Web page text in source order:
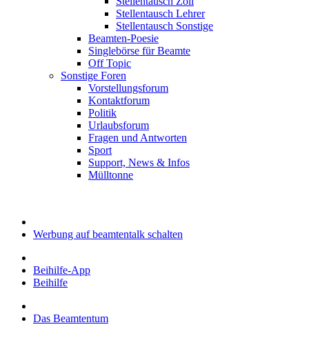
Stellentausch Lehrer
Stellentausch Sonstige
Beamten-Poesie
Singlebörse für Beamte
Off Topic
Sonstige Foren
Vorstellungsforum
Kontaktforum
Politik
Urlaubsforum
Fragen und Antworten
Sport
Support, News & Infos
Mülltonne
Werbung auf beamtentalk schalten
Beihilfe-App
Beihilfe
Das Beamtentum